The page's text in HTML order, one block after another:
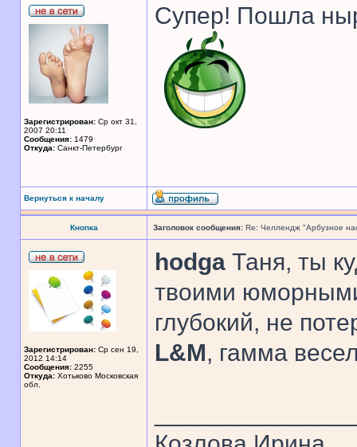
Зарегистрирован: Ср окт 31,
2007 20:11
Сообщения: 1479
Откуда: Санкт-Петербург
Супер! Пошла
Вернуться к началу
Кнопка Заголовок сообщения: Re: Челлендж "Арбузное
Зарегистрирован: Ср сен 19,
2012 14:14
Сообщения: 2255
Откуда: Хотьково Московская
обл.
hodga Таня, ты
твоими
глубокий, не
L&M, гамма